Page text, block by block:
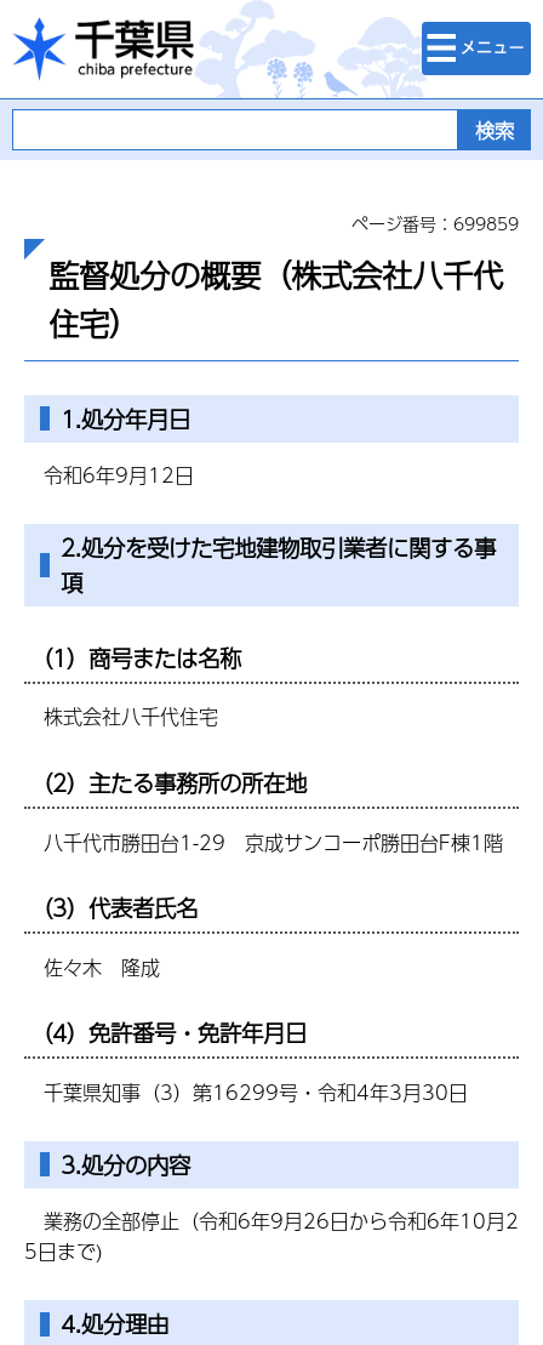
千葉県
検索・メニュ
ー
ページ番号：699859
監督処分の概要（株式会社八千代
住宅）
1.処分年月日
令和6年9月12日
2.処分を受けた宅地建物取引業者に関する事
項
（1）商号または名称
株式会社八千代住宅
（2）主たる事務所の所在地
八千代市勝田台1-29 京成サンコーポ勝田台F棟1階
（3）代表者氏名
佐々木 隆成
（4）免許番号・免許年月日
千葉県知事（3）第16299号・令和4年3月30日
3.処分の内容
業務の全部停止（令和6年9月26日から令和6年10月2
5日まで)
4.処分理由